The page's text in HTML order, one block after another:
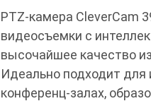
PTZ-камера CleverCam
видеосъемки с
высочайшее качество
Идеально подходит для
конференц-залах,